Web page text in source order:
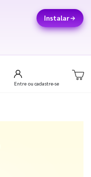
Instalar
Entre ou cadastre-se